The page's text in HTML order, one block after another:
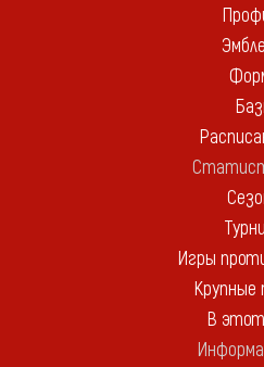
Игры
Крупные
В